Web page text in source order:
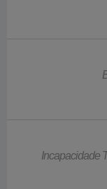
Incapacidade